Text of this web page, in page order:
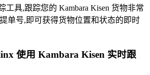
工具,跟踪您的 Kambara Kisen 货物非常
单号,即可获得货物位置和状态的即时
使用 Kambara Kisen 实时跟